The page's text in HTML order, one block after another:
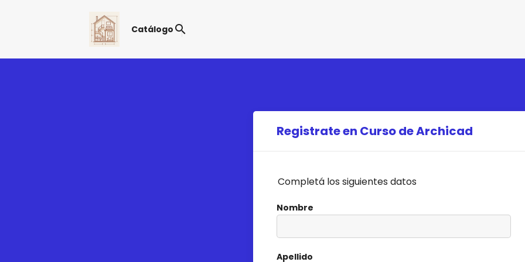
Catálogo search
Registrate en Curso de Archicad
Completá los siguientes datos
Nombre
Apellido